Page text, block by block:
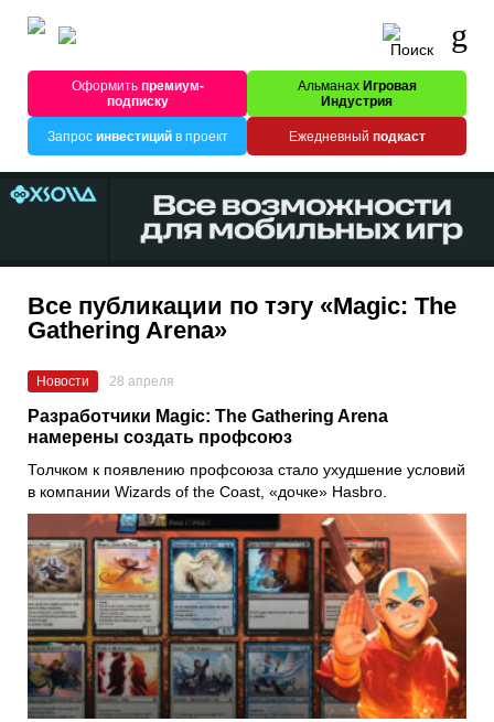
Оформитьпремиум-
подписку
Альманах Игровая
Индустрия
Запрос инвестицийв проект Ежедневный подкаст
Все публикации по тэгу «Magic: The
Gathering Arena»
Новости 28 апреля
Разработчики Magic: The Gathering Arena
намерены создать профсоюз
Толчком к появлению профсоюза стало ухудшение условий
в компании Wizards of the Coast, «дочке» Hasbro.